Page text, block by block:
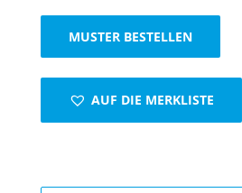
MUSTER BESTELLEN
AUF DIE MERKLISTE